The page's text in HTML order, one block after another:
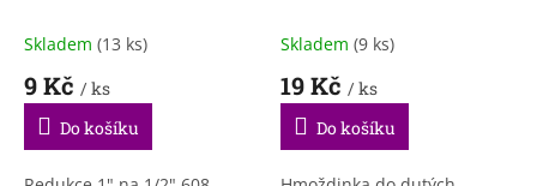
Skladem (13 ks)
9 Kč / ks
Do košíku
Skladem (9 ks)
19 Kč / ks
Do košíku